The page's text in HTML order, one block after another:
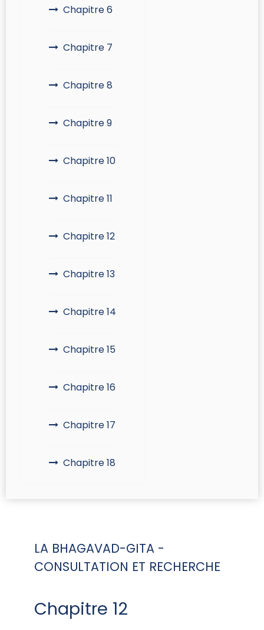
Chapitre 6
Chapitre 7
Chapitre 8
Chapitre 9
Chapitre 10
Chapitre 11
Chapitre 12
Chapitre 13
Chapitre 14
Chapitre 15
Chapitre 16
Chapitre 17
Chapitre 18
LA BHAGAVAD-GITA -
CONSULTATION ET RECHERCHE
Chapitre 12